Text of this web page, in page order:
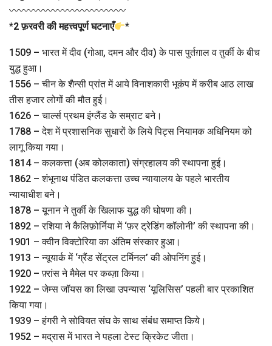
〰〰〰〰〰〰〰〰〰〰〰〰
*2 फ़रवरी की महत्त्वपूर्ण घटनाएँ *
1509 – भारत में दीव (गोआ, दमन और दीव) के पास पुर्तग़ाल व तुर्की के बीच
युद्ध हुआ।
1556 – चीन के शैन्सी प्रांत में आये विनाशकारी भूकंप में करीब आठ लाख
तीस हजार लोगों की मौत हुई।
1626 – चार्ल्स प्रथम इंग्लैंड के सम्राट बने।
1788 – देश में प्रशासनिक सुधारों के लिये पिट्स नियामक अधिनियम को
लागू किया गया।
1814 – कलकत्ता (अब कोलकाता) संग्रहालय की स्थापना हुई।
1862 – शंभूनाथ पंडित कलकत्ता उच्च न्यायालय के पहले भारतीय
न्यायाधीश बने।
1878 – यूनान ने तुर्की के खिलाफ युद्ध की घोषणा की।
1892 – रशिया ने कैलिफ़ोर्निया में ‘फ़र ट्रेडिंग कॉलोनी’ की स्थापना की।
1901 – क्वीन विक्टोरिया का अंतिम संस्कार हुआ।
1913 – न्यूयार्क में ‘ग्रैंड सेंट्रल टर्मिनल’ की ओपनिंग हुई।
1920 – फ़्रांस ने मैमेल पर कब्ज़ा किया।
1922 – जेम्स जॉयस का लिखा उपन्यास ‘यूलिसिस’ पहली बार प्रकाशित
किया गया।
1939 – हंगरी ने सोवियत संघ के साथ संबंध समाप्त किये।
1952 – मद्रास में भारत ने पहला टेस्ट क्रिकेट जीता।